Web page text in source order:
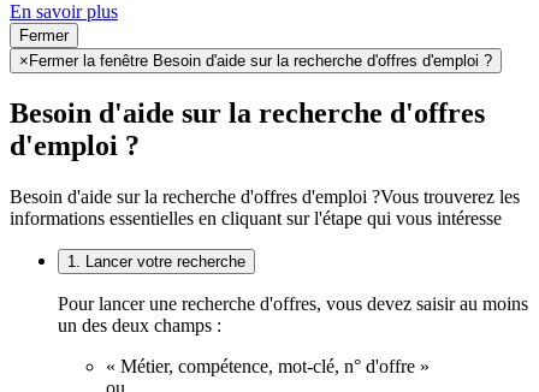
En savoir plus
Fermer
× Fermer la fenêtre Besoin d'aide sur la recherche d'offres d'emploi ?
Besoin d'aide sur la recherche d'offres
d'emploi ?
Besoin d'aide sur la recherche d'offres d'emploi ?Vous trouverez les
informations essentielles en cliquant sur l'étape qui vous intéresse
1. Lancer votre recherche
Pour lancer une recherche d'offres, vous devez saisir au moins
un des deux champs :
« Métier, compétence, mot-clé, n° d'offre »